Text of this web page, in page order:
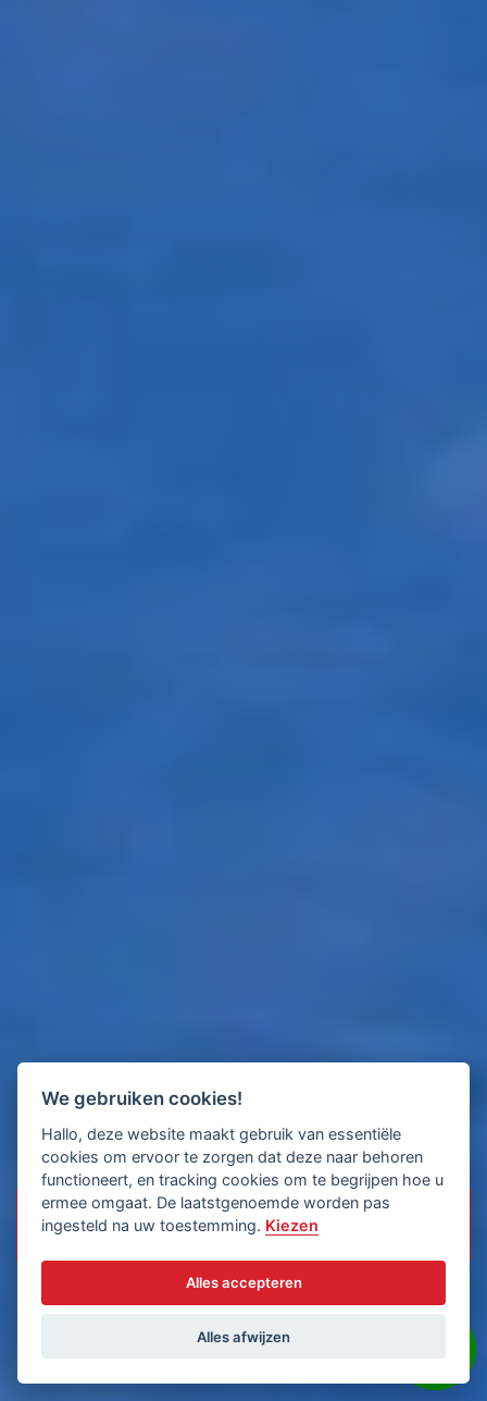
We gebruiken cookies!
Hallo, deze website maakt gebruik van essentiële
cookies om ervoor te zorgen dat deze naar behoren
functioneert, en tracking cookies om te begrijpen hoe u
ermee omgaat. De laatstgenoemde worden pas
ingesteld na uw toestemming. Kiezen
Alles accepteren
Alles afwijzen